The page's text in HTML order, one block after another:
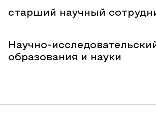
старший научный
Научно-
образования и науки